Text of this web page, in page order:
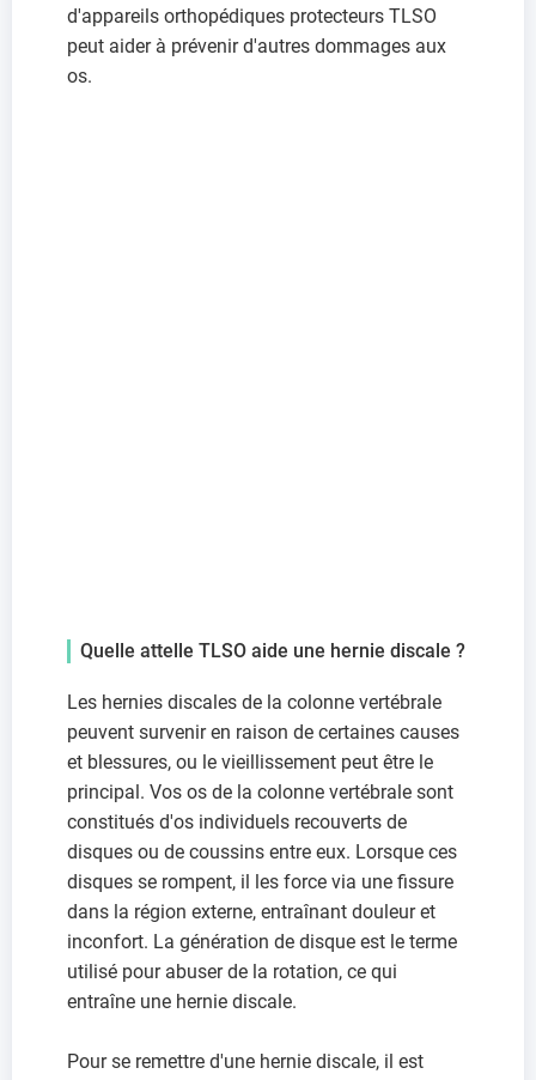
d'appareils orthopédiques protecteurs TLSO
peut aider à prévenir d'autres dommages aux
os.
Quelle attelle TLSO aide une hernie discale ?
Les hernies discales de la colonne vertébrale
peuvent survenir en raison de certaines causes
et blessures, ou le vieillissement peut être le
principal. Vos os de la colonne vertébrale sont
constitués d'os individuels recouverts de
disques ou de coussins entre eux. Lorsque ces
disques se rompent, il les force via une fissure
dans la région externe, entraînant douleur et
inconfort. La génération de disque est le terme
utilisé pour abuser de la rotation, ce qui
entraîne une hernie discale.
Pour se remettre d'une hernie discale, il est